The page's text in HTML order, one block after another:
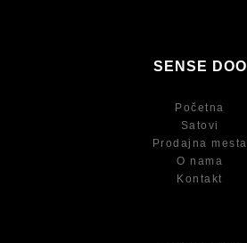
SENSE DOO
Početna
Satovi
Prodajna mesta
O nama
Kontakt